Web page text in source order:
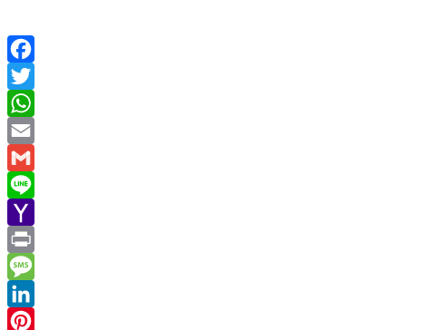
Facebook
Twitter
WhatsApp
Email
Gmail
Line
Yahoo
Mail
Print
Message
LinkedIn